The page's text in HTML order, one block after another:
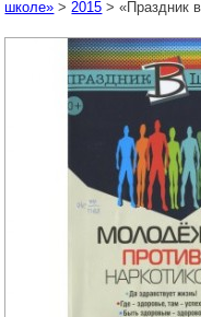
школе» > 2015 > «Праздник